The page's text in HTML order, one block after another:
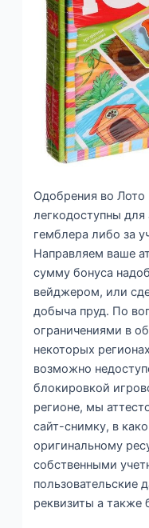
Одобрения во
легкодоступны
гемблера либо за
Направляем ваше
сумму бонуса
вейджером, или
добыча пруд. По
ограничениями в
некоторых
возможно
блокировкой
регионе, мы
сайт-снимку, в
оригинальному
собственными
пользовательские
реквизиты а также